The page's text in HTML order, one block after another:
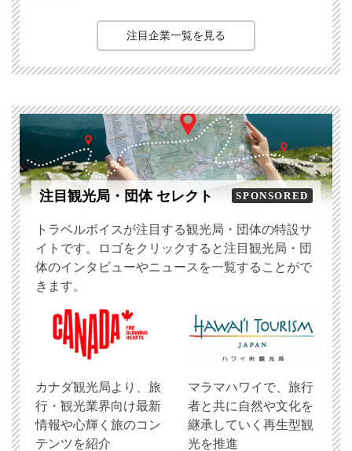
注目企業一覧を見る
注目観光局・団体 セレクト SPONSORED
トラベルボイスが注目する観光局・団体の特設サ
イトです。ロゴをクリックすると注目観光局・団
体のインタビューやニュースを一覧することがで
きます。
​カナダ観光局より、旅
行・観光業界向け最新
情報や心輝く旅のコン
テンツを紹介
マラマハワイで、旅行
者と共に自然や文化を
継承していく再生型観
光を推進